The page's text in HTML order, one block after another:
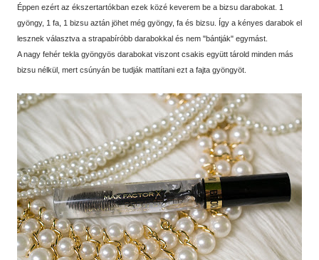
Éppen ezért az ékszertartókban ezek közé keverem be a bizsu darabokat. 1
gyöngy, 1 fa, 1 bizsu aztán jöhet még gyöngy, fa és bizsu. Így a kényes darabok el
lesznek választva a strapabíróbb darabokkal és nem "bántják" egymást.
A nagy fehér tekla gyöngyös darabokat viszont csakis együtt tárold minden más
bizsu nélkül, mert csúnyán be tudják mattítani ezt a fajta gyöngyöt.